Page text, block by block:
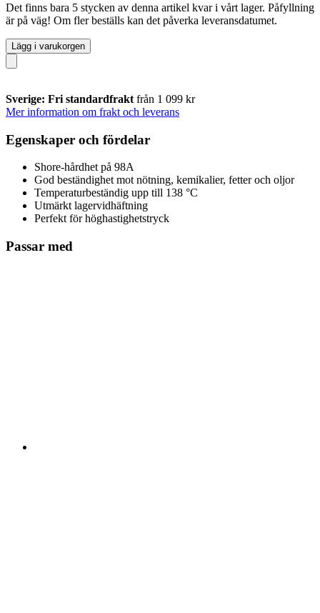
Det finns bara 5 stycken av denna artikel kvar i vårt lager. Påfyllning
är på väg! Om fler beställs kan det påverka leveransdatumet.
Lägg i varukorgen
Sverige: Fri standardfrakt från 1 099 kr
Mer information om frakt och leverans
Egenskaper och fördelar
Shore-hårdhet på 98A
God beständighet mot nötning, kemikalier, fetter och oljor
Temperaturbeständig upp till 138 °C
Utmärkt lagervidhäftning
Perfekt för höghastighetstryck
Passar med